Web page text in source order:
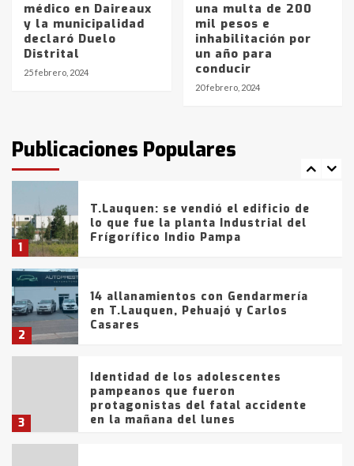
médico en Daireaux
y la municipalidad
declaró Duelo
Distrital
25 febrero, 2024
una multa de 200
mil pesos e
inhabilitación por
un año para
conducir
20 febrero, 2024
Publicaciones Populares
6
La Bolsa de Cereales de Bahía
Blanca anticipa que Agosto vendrá
con lluvias y heladas, en gran parte
fueron detenidos por
comercialización de drogas en la
tarde del sábado
1
T.Lauquen: se vendió el edificio de
lo que fue la planta Industrial del
Frígorífico Indio Pampa
2
14 allanamientos con Gendarmería
en T.Lauquen, Pehuajó y Carlos
Casares
3
Identidad de los adolescentes
pampeanos que fueron
protagonistas del fatal accidente
en la mañana del lunes